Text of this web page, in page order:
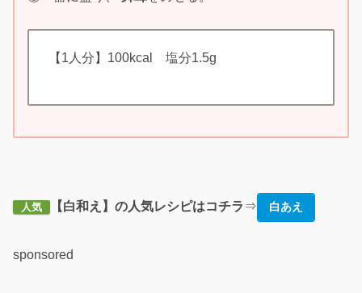
【1人分】100kcal 塩分1.5g
人気 【白和え】の人気レシピはコチラ ⇒ 白あえ
sponsored